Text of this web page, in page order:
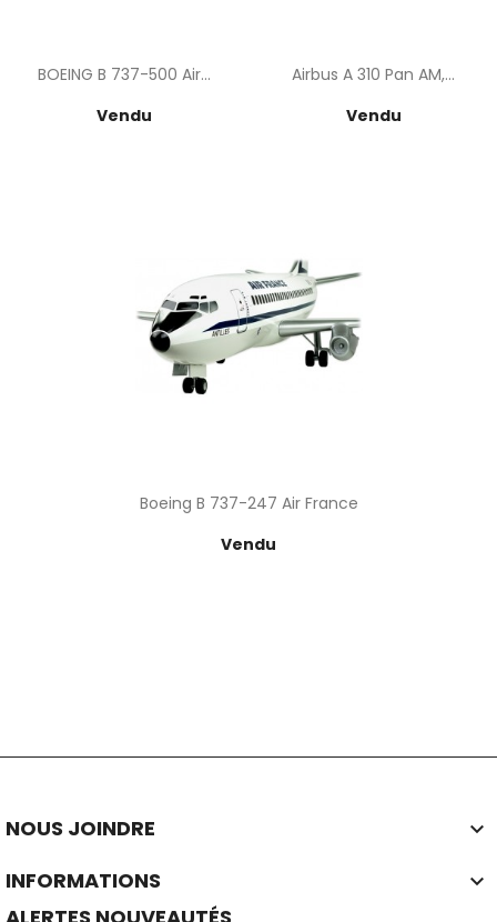
BOEING B 737-500 Air...
Vendu
Airbus A 310 Pan AM,...
Vendu
Boeing B 737-247 Air France
Vendu
NOUS JOINDRE 
INFORMATIONS 